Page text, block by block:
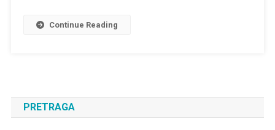
Continue Reading
PRETRAGA